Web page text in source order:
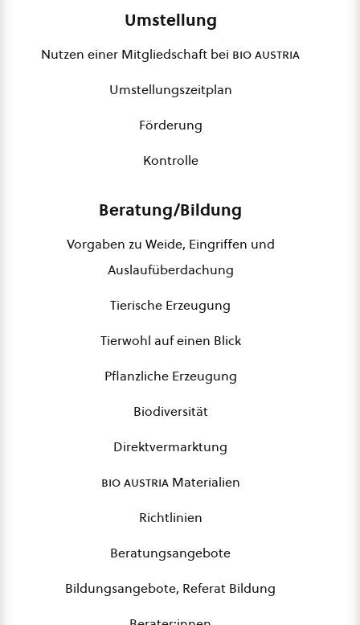
Umstellung
Nutzen einer Mitgliedschaft bei bio austria
Umstellungszeitplan
Förderung
Kontrolle
Beratung/Bildung
Vorgaben zu Weide, Eingriffen und
Auslaufüberdachung
Tierische Erzeugung
Tierwohl auf einen Blick
Pflanzliche Erzeugung
Biodiversität
Direktvermarktung
bio austriaMaterialien
Richtlinien
Beratungsangebote
Bildungsangebote, Referat Bildung